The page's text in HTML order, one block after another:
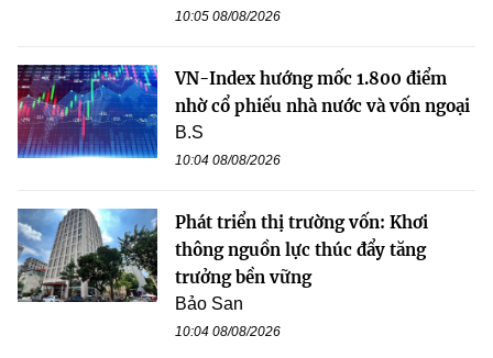
10:05 08/08/2026
VN-Index hướng mốc 1.800 điểm
nhờ cổ phiếu nhà nước và vốn ngoại
B.S
10:04 08/08/2026
Phát triển thị trường vốn: Khơi
thông nguồn lực thúc đẩy tăng
trưởng bền vững
Bảo San
10:04 08/08/2026